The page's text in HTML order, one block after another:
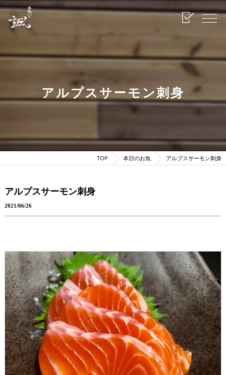
アルプスサーモン刺身
TOP 本日のお魚 アルプスサーモン刺身
アルプスサーモン刺身
2021/06/26